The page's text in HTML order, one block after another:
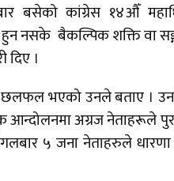
बसेको कांग्रेस १४औँ
नसके बैकल्पिक शक्ति वा
दिए ।
छलफल भएको उनले बताए ।
आन्दोलनमा अग्रज नेताहरूले
५ जना नेताहरुले